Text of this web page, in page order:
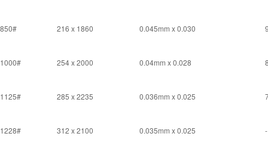
850# 216 x 1860 0.045mm x 0.030
1000# 254 x 2000 0.04mm x 0.028
1125# 285 x 2235 0.036mm x 0.025
1228# 312 x 2100 0.035mm x 0.025 -